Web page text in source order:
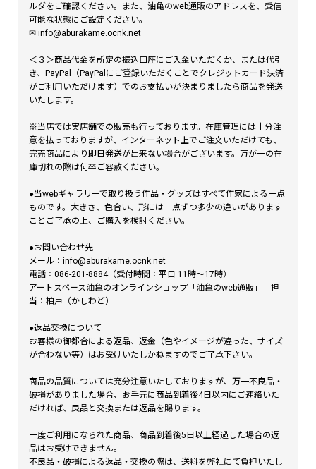
ルダをご確認ください。また、油亀のweb通販のアドレスを、受信
可能な状態にご設定ください。
✉︎ info@aburakame.ocnk.net
＜３＞商品代金を所定の振込口座にご入金いただくか、または代引
き、PayPal（PayPalにご登録いただくことでクレジットカード決済
がご利用いただけます）でのお支払いが決まりましたら商品を発送
いたします。
※当店では実店舗での販売も行っております。在庫管理には十分注
意を払っておりますが、インターネット上でご注文いただけても、
完売商品により即日発送が出来ない場合がございます。万が一の在
庫切れの際は何卒ご容赦ください。
●当webギャラリーで取り扱う作品・グッズはすべて作家による一点
ものです。大きさ、色合い、形には一点ずつ多少の違いがあります
ことご了承の上、ご購入を検討ください。
●お問い合わせ先
メール：info@aburakame.ocnk.net
電話：086-201-8884（受付時間：平日 11時〜17時）
アートスペース油亀のオンラインショップ「油亀のweb通販」 担
当：柏戸（かしわど）
●返品交換について
お客様の御都合による返品、返金（色やイメージが違った、サイズ
が合わない等）はお受けいたしかねますのでご了承下さい。
商品の品質については充分注意いたしておりますが、万一不良品・
破損がありました場合、お手元に商品到着後4日以内にご連絡いた
だければ、良品と交換または返品を賜ります。
一度ご利用になられた商品、商品到着後5日以上経過した場合の返
品はお受けできません。
不良品・破損による返品・交換の際は、送料を弊社にて負担いたし